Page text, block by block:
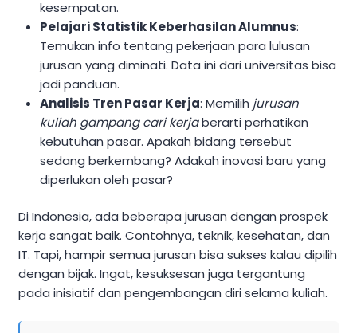
kesempatan.
Pelajari Statistik Keberhasilan Alumnus:
Temukan info tentang pekerjaan para lulusan
jurusan yang diminati. Data ini dari universitas bisa
jadi panduan.
Analisis Tren Pasar Kerja: Memilih jurusan
kuliah gampang cari kerjaberarti perhatikan
kebutuhan pasar. Apakah bidang tersebut
sedang berkembang? Adakah inovasi baru yang
diperlukan oleh pasar?
Di Indonesia, ada beberapa jurusan dengan prospek
kerja sangat baik. Contohnya, teknik, kesehatan, dan
IT. Tapi, hampir semua jurusan bisa sukses kalau dipilih
dengan bijak. Ingat, kesuksesan juga tergantung
pada inisiatif dan pengembangan diri selama kuliah.